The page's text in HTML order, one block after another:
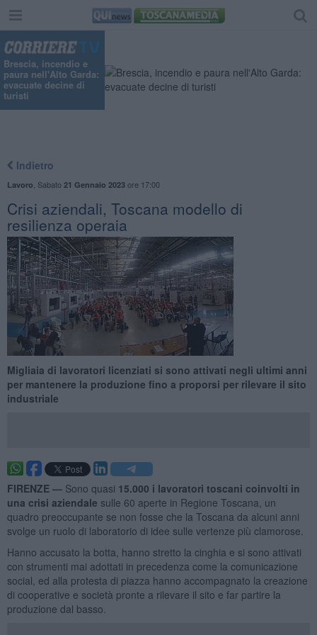
Brescia, incendio e
paura nell'Alto Garda:
evacuate decine di
turisti
Indietro
Lavoro Sabato 21 Gennaio 2023ore 17:00
Crisi aziendali, Toscana modello di
resilienza operaia
Migliaia di lavoratori licenziati si sono attivati negli ultimi anni
per mantenere la produzione fino a proporsi per rilevare il sito
industriale
FIRENZE — Sono quasi 15.000 i lavoratori toscani coinvolti in
una crisi aziendale sulle 60 aperte in Regione Toscana, un
quadro preoccupante se non fosse che la Toscana da alcuni anni
svolge un ruolo di laboratorio di idee sulle vertenze più clamorose.
Hanno accusato la botta, hanno stretto la cinghia e si sono attivati
con strumenti mai adottati in precedenza come la comunicazione
social, ed alla protesta di piazza hanno accompagnato la creazione
di cooperative e società pronte a rilevare il sito e far partire la
produzione dal basso.